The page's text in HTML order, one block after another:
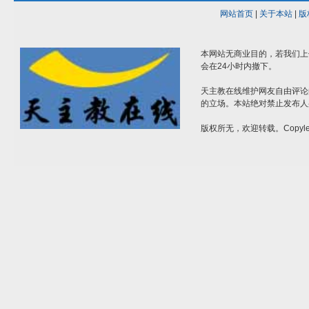
网站首页| 关于本站| 版
本网站无商业目的，若我们
会在24小时内撤下。
天主教在线维护网友自由评
的立场。本站绝对禁止发布
版权所无，欢迎转载。